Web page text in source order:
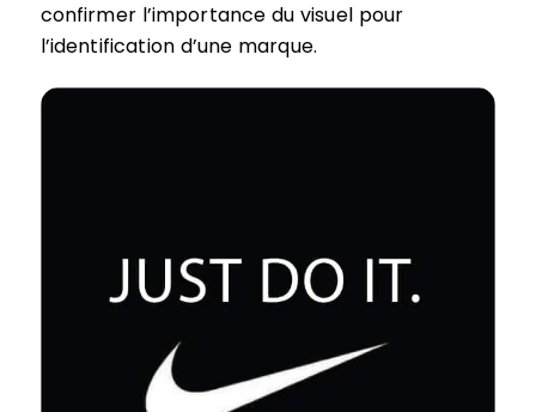
confirmer l’importance du visuel pour
l’identification d’une marque.